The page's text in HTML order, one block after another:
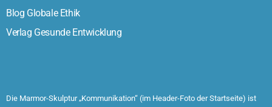
Blog Globale Ethik
Verlag Gesunde Entwicklung
Die Marmor-Skulptur „Kommunikation“ (im Header-Foto der Startseite) ist